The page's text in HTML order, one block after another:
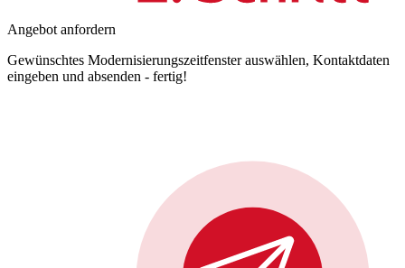
Angebot anfordern
Gewünschtes Modernisierungszeitfenster auswählen, Kontaktdaten
eingeben und absenden - fertig!